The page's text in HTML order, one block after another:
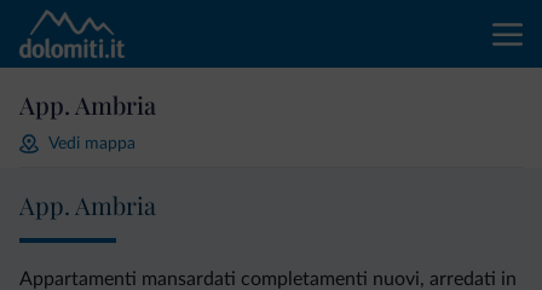
App. Ambria
Vedi mappa
App. Ambria
Appartamenti mansardati completamenti nuovi, arredati in